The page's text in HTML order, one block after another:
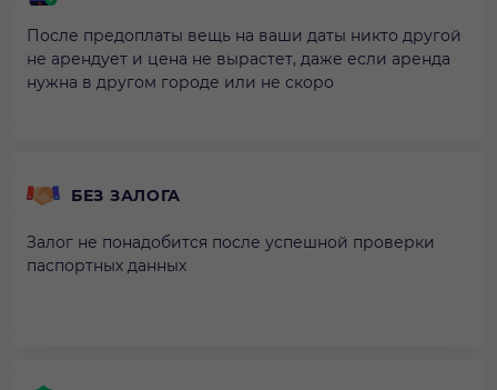
После предоплаты вещь на ваши даты никто другой
не арендует и цена не вырастет, даже если аренда
нужна в другом городе или не скоро
БЕЗ ЗАЛОГА
Залог не понадобится после успешной проверки
паспортных данных